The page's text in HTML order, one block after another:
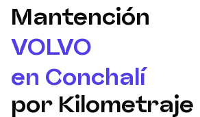
Mantención
VOLVO
en Conchalí
por Kilometraje